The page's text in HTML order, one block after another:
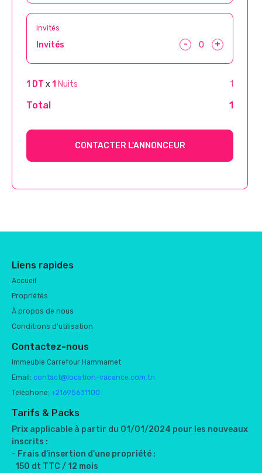
Invités
Invités - +
1 DT x 1 Nuits 1
Total 1
CONTACTER L'ANNONCEUR
Liens rapides
Accueil
Propriétés
À propos de nous
Conditions d'utilisation
Contactez-nous
Immeuble Carrefour Hammamet
Email: contact@location-vacance.com.tn
Téléphone: +21695631100
Tarifs & Packs
Prix applicable à partir du 01/01/2024 pour les nouveaux
inscrits :
- Frais d’insertion d’une propriété :
150 dt TTC / 12 mois